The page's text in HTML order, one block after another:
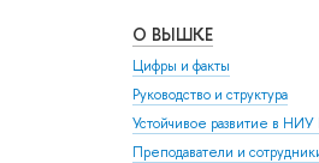
О ВЫШКЕ
Цифры и факты
Руководство и структура
Устойчивое развитие в
Преподаватели и